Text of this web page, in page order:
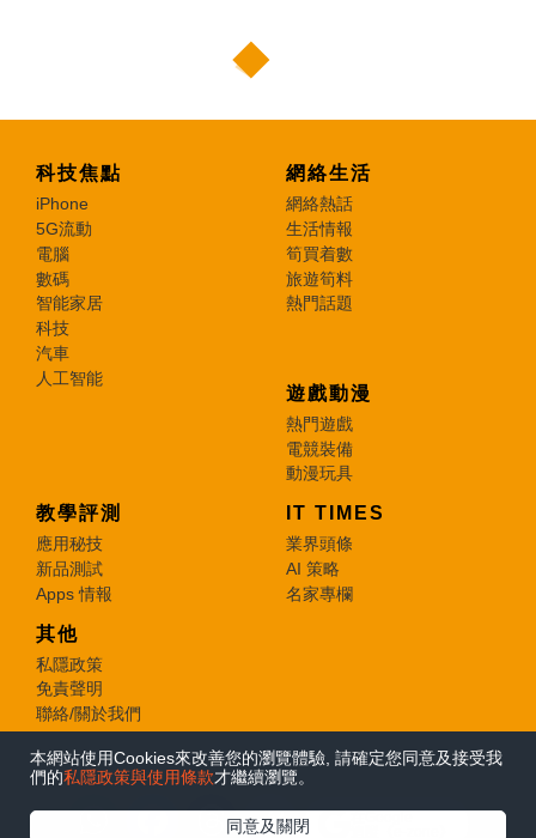
本網站使用Cookies來改善您的瀏覽體驗, 請確定您同意及接受我
們的私隱政策與使用條款才繼續瀏覽。
同意及關閉
科技焦點
iPhone
5G流動
電腦
數碼
智能家居
科技
汽車
人工智能
網絡生活
網絡熱話
生活情報
筍買着數
旅遊筍料
熱門話題
遊戲動漫
熱門遊戲
電競裝備
動漫玩具
教學評測
應用秘技
新品測試
Apps 情報
IT TIMES
業界頭條
AI 策略
名家專欄
其他
私隱政策
免責聲明
聯絡/關於我們
© 2026 e-zone. All Rights Reserved.